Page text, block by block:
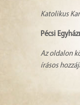
Katolikus
Pécsi
Az oldalon
írásos